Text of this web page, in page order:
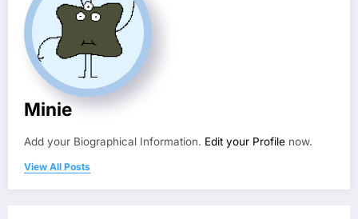
Minie
Add your Biographical Information. Edit your Profile now.
View All Posts